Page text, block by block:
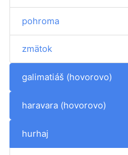
pohroma
zmätok
galimatiáš (hovorovo)
haravara (hovorovo)
hurhaj